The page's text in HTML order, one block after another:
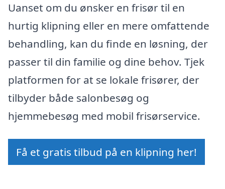
Uanset om du ønsker en frisør til en
hurtig klipning eller en mere omfattende
behandling, kan du finde en løsning, der
passer til din familie og dine behov. Tjek
platformen for at se lokale frisører, der
tilbyder både salonbesøg og
hjemmebesøg med mobil frisørservice.
Få et gratis tilbud på en klipning her!